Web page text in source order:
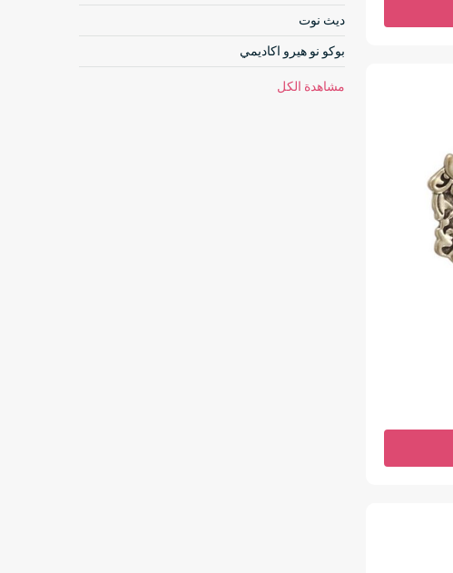
ديث نوت
بوكو نو هيرو اكاديمي
مشاهدة الكل